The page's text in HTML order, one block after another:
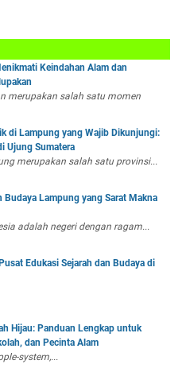
Keindahan Alam dan
merupakan salah satu momen
di Lampung yang Wajib Dikunjungi:
Ujung Sumatera
merupakan salah satu provinsi...
Budaya Lampung yang Sarat Makna
adalah negeri dengan ragam...
Edukasi Sejarah dan Budaya di
Hijau: Panduan Lengkap untuk
dan Pecinta Alam
system,...